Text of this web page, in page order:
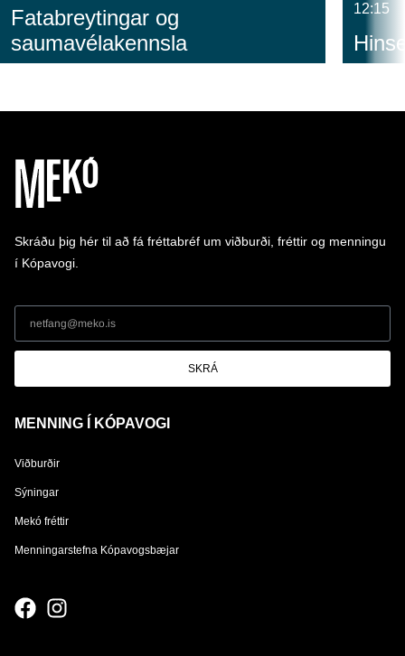
Fatabreytingar og
saumavélakennsla
12:15
Skráðu þig hér til að fá fréttabréf um viðburði, fréttir og menningu
í Kópavogi.
SKRÁ
MENNING Í KÓPAVOGI
Viðburðir
Sýningar
Mekó fréttir
Menningarstefna Kópavogsbæjar